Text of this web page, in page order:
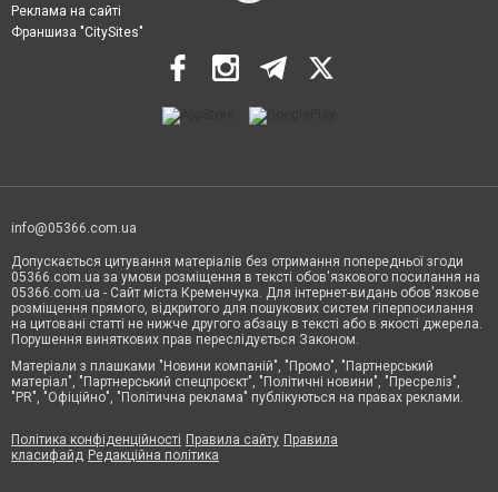
Реклама на сайті
Франшиза "CitySites"
info@05366.com.ua
Допускається цитування матеріалів без отримання попередньої згоди
05366.com.ua за умови розміщення в тексті обов'язкового посилання на
05366.com.ua - Сайт міста Кременчука. Для інтернет-видань обов'язкове
розміщення прямого, відкритого для пошукових систем гіперпосилання
на цитовані статті не нижче другого абзацу в тексті або в якості джерела.
Порушення виняткових прав переслідується Законом.
Матеріали з плашками "Новини компаній", "Промо", "Партнерський
матеріал", "Партнерський спецпроєкт", "Політичні новини", "Пресреліз",
"PR", "Офіційно", "Політична реклама" публікуються на правах реклами.
Політика конфіденційності Правила сайту Правила
класифайд Редакційна політика